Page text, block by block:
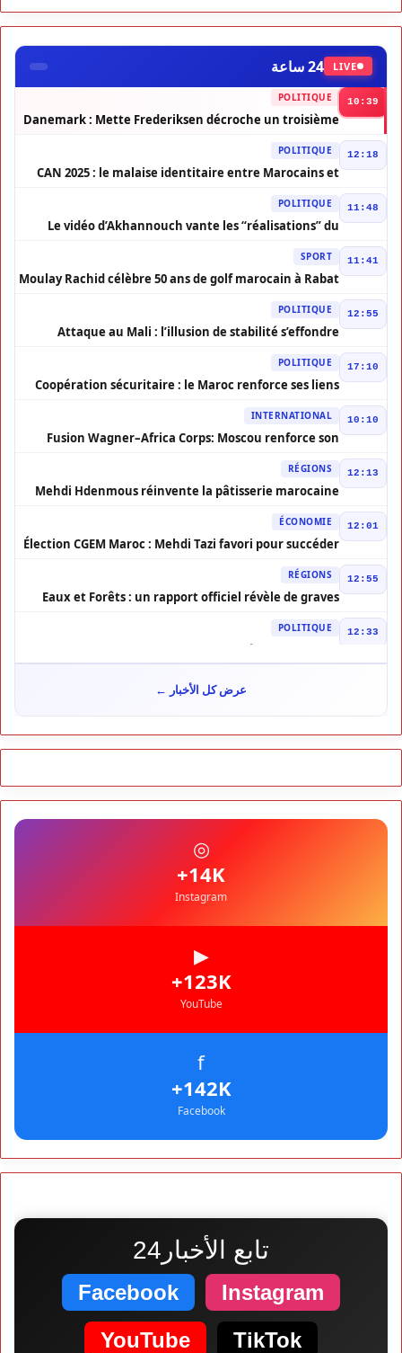
LIVE 24 ساعة
10:39
POLITIQUE
Danemark : Mette Frederiksen décroche un troisième
12:18
POLITIQUE
CAN 2025 : le malaise identitaire entre Marocains et
11:48
POLITIQUE
Le vidéo d’Akhannouch vante les “réalisations” du
11:41
SPORT
Moulay Rachid célèbre 50 ans de golf marocain à Rabat
12:55
POLITIQUE
Attaque au Mali : l’illusion de stabilité s’effondre
17:10
POLITIQUE
Coopération sécuritaire : le Maroc renforce ses liens
10:10
INTERNATIONAL
Fusion Wagner–Africa Corps: Moscou renforce son
12:13
RÉGIONS
Mehdi Hdenmous réinvente la pâtisserie marocaine
12:01
ÉCONOMIE
Élection CGEM Maroc : Mehdi Tazi favori pour succéder
12:55
RÉGIONS
Eaux et Forêts : un rapport officiel révèle de graves
12:33
POLITIQUE
Maroc–Elbit Systems : contrat stratégique de 277 M$
Loi sur la profession d’avocat : tensions au sommet
20:38
POLITIQUE
POLITIQUE
1,5 million de dirhams pour diagnostiquer le silence de
عرض كل الأخبار ←
◎
+14K
Instagram
▶
+123K
YouTube
f
+142K
Facebook
تابع الأخبار24
Facebook
Instagram
YouTube
TikTok